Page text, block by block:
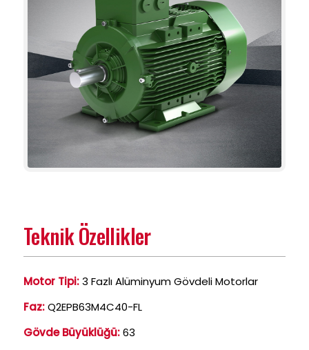
Teknik Özellikler
Motor Tipi:3 Fazlı Alüminyum Gövdeli Motorlar
Faz:Q2EPB63M4C40-FL
Gövde Büyüklüğü:63